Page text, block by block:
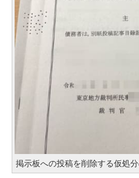
掲示板への投稿を削除する仮処分